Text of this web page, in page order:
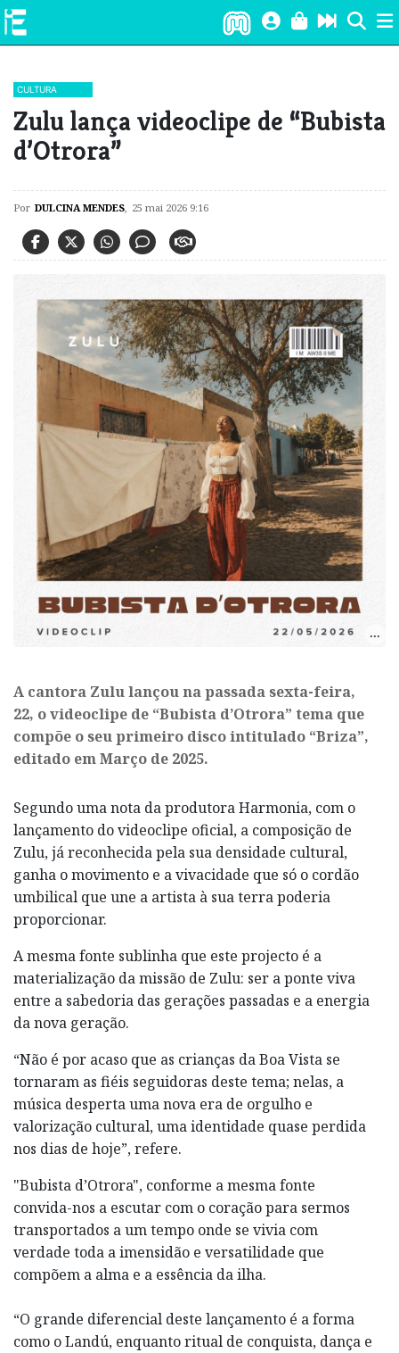
CULTURA
​Zulu lança videoclipe de “Bubista
d’Otrora”
Por DULCINA MENDES, 25 mai 2026 9:16
A cantora Zulu lançou na passada sexta-feira,
22, o videoclipe de “Bubista d’Otrora” tema que
compõe o seu primeiro disco intitulado “Briza”,
editado em Março de 2025.
Segundo uma nota da produtora Harmonia, com o
lançamento do videoclipe oficial, a composição de
Zulu, já reconhecida pela sua densidade cultural,
ganha o movimento e a vivacidade que só o cordão
umbilical que une a artista à sua terra poderia
proporcionar.
A mesma fonte sublinha que este projecto é a
materialização da missão de Zulu: ser a ponte viva
entre a sabedoria das gerações passadas e a energia
da nova geração.
“Não é por acaso que as crianças da Boa Vista se
tornaram as fiéis seguidoras deste tema; nelas, a
música desperta uma nova era de orgulho e
valorização cultural, uma identidade quase perdida
nos dias de hoje”, refere.
"Bubista d’Otrora", conforme a mesma fonte
convida-nos a escutar com o coração para sermos
transportados a um tempo onde se vivia com
verdade toda a imensidão e versatilidade que
compõem a alma e a essência da ilha.
“O grande diferencial deste lançamento é a forma
como o Landú, enquanto ritual de conquista, dança e